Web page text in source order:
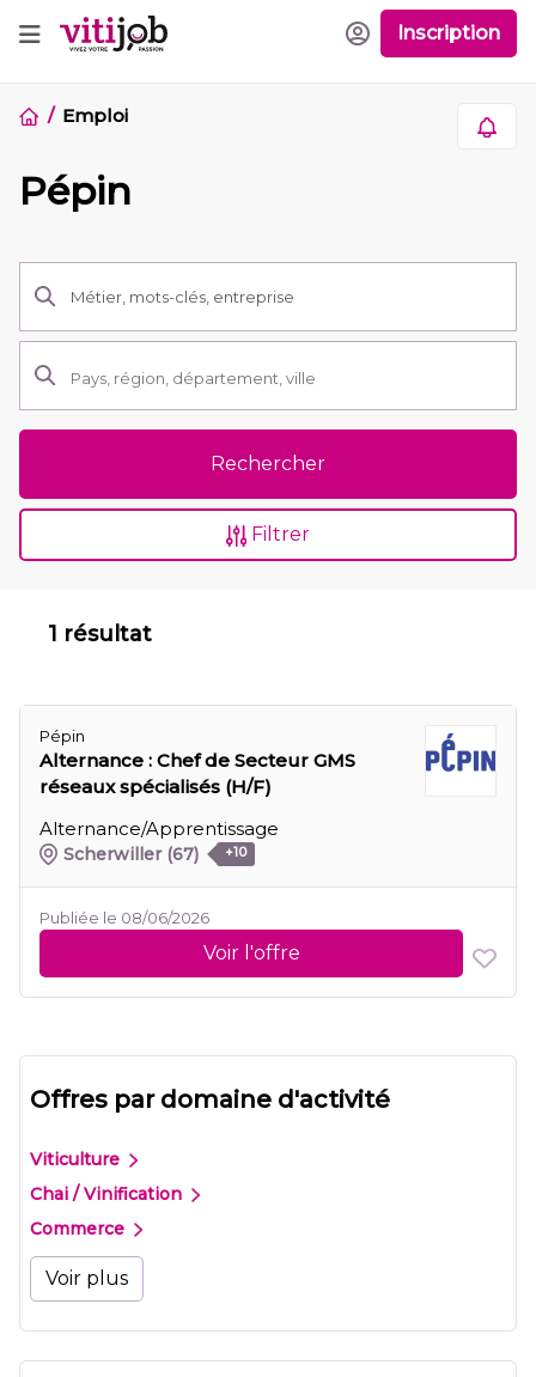
Inscription
Emploi
Pépin
Rechercher
Filtrer
1 résultat
Pépin
Alternance : Chef de Secteur GMS
réseaux spécialisés (H/F)
Alternance/Apprentissage
Scherwiller (67) +10
Publiée le 08/06/2026
Voir l'offre
Offres par domaine d'activité
Viticulture
Chai / Vinification
Commerce
Voir plus